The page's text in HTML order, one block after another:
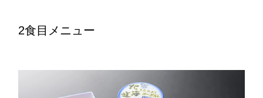
2食目メニュー